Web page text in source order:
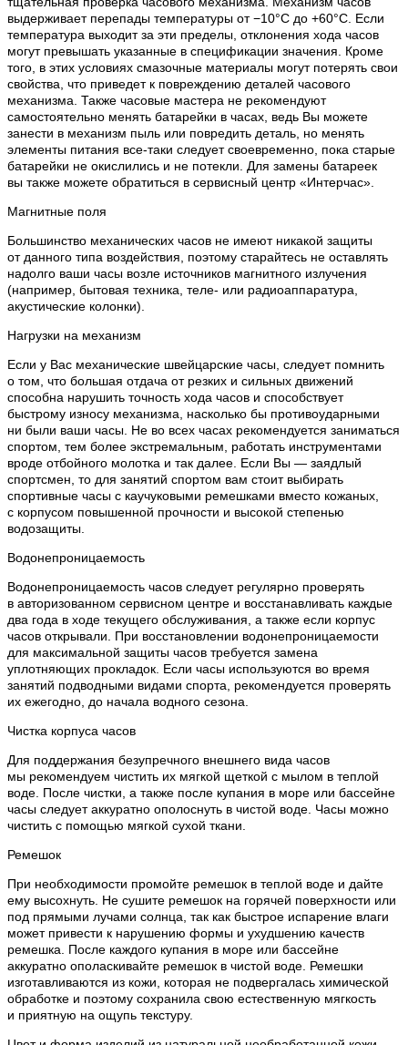
выдерживает перепады температуры от −10°C до +60°C. Если
температура выходит за эти пределы, отклонения хода часов
могут превышать указанные в спецификации значения. Кроме
того, в этих условиях смазочные материалы могут потерять свои
свойства, что приведет к повреждению деталей часового
механизма. Также часовые мастера не рекомендуют
самостоятельно менять батарейки в часах, ведь Вы можете
занести в механизм пыль или повредить деталь, но менять
элементы питания все-таки следует своевременно, пока старые
батарейки не окислились и не потекли. Для замены батареек
вы также можете обратиться в сервисный центр «Интерчас».
Магнитные поля
Большинство механических часов не имеют никакой защиты
от данного типа воздействия, поэтому старайтесь не оставлять
надолго ваши часы возле источников магнитного излучения
(например, бытовая техника, теле- или радиоаппаратура,
акустические колонки).
Нагрузки на механизм
Если у Вас механические швейцарские часы, следует помнить
о том, что большая отдача от резких и сильных движений
способна нарушить точность хода часов и способствует
быстрому износу механизма, насколько бы противоударными
ни были ваши часы. Не во всех часах рекомендуется заниматься
спортом, тем более экстремальным, работать инструментами
вроде отбойного молотка и так далее. Если Вы — заядлый
спортсмен, то для занятий спортом вам стоит выбирать
спортивные часы с каучуковыми ремешками вместо кожаных,
с корпусом повышенной прочности и высокой степенью
водозащиты.
Водонепроницаемость
Водонепроницаемость часов следует регулярно проверять
в авторизованном сервисном центре и восстанавливать каждые
два года в ходе текущего обслуживания, а также если корпус
часов открывали. При восстановлении водонепроницаемости
для максимальной защиты часов требуется замена
уплотняющих прокладок. Если часы используются во время
занятий подводными видами спорта, рекомендуется проверять
их ежегодно, до начала водного сезона.
Чистка корпуса часов
Для поддержания безупречного внешнего вида часов
мы рекомендуем чистить их мягкой щеткой с мылом в теплой
воде. После чистки, а также после купания в море или бассейне
часы следует аккуратно ополоснуть в чистой воде. Часы можно
чистить с помощью мягкой сухой ткани.
Ремешок
При необходимости промойте ремешок в теплой воде и дайте
ему высохнуть. Не сушите ремешок на горячей поверхности или
под прямыми лучами солнца, так как быстрое испарение влаги
может привести к нарушению формы и ухудшению качеств
ремешка. После каждого купания в море или бассейне
аккуратно ополаскивайте ремешок в чистой воде. Ремешки
изготавливаются из кожи, которая не подвергалась химической
обработке и поэтому сохранила свою естественную мягкость
и приятную на ощупь текстуру.